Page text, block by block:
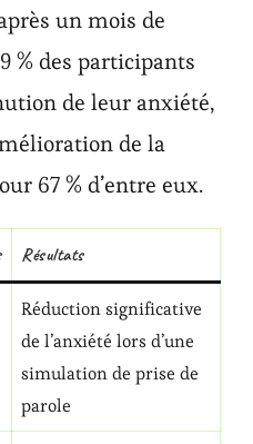
un mois de
% des participants
de leur anxiété,
de la
67 % d’entre eux.
Résultats
Réduction significative
de l’anxiété lors d’une
simulation de prise de
parole